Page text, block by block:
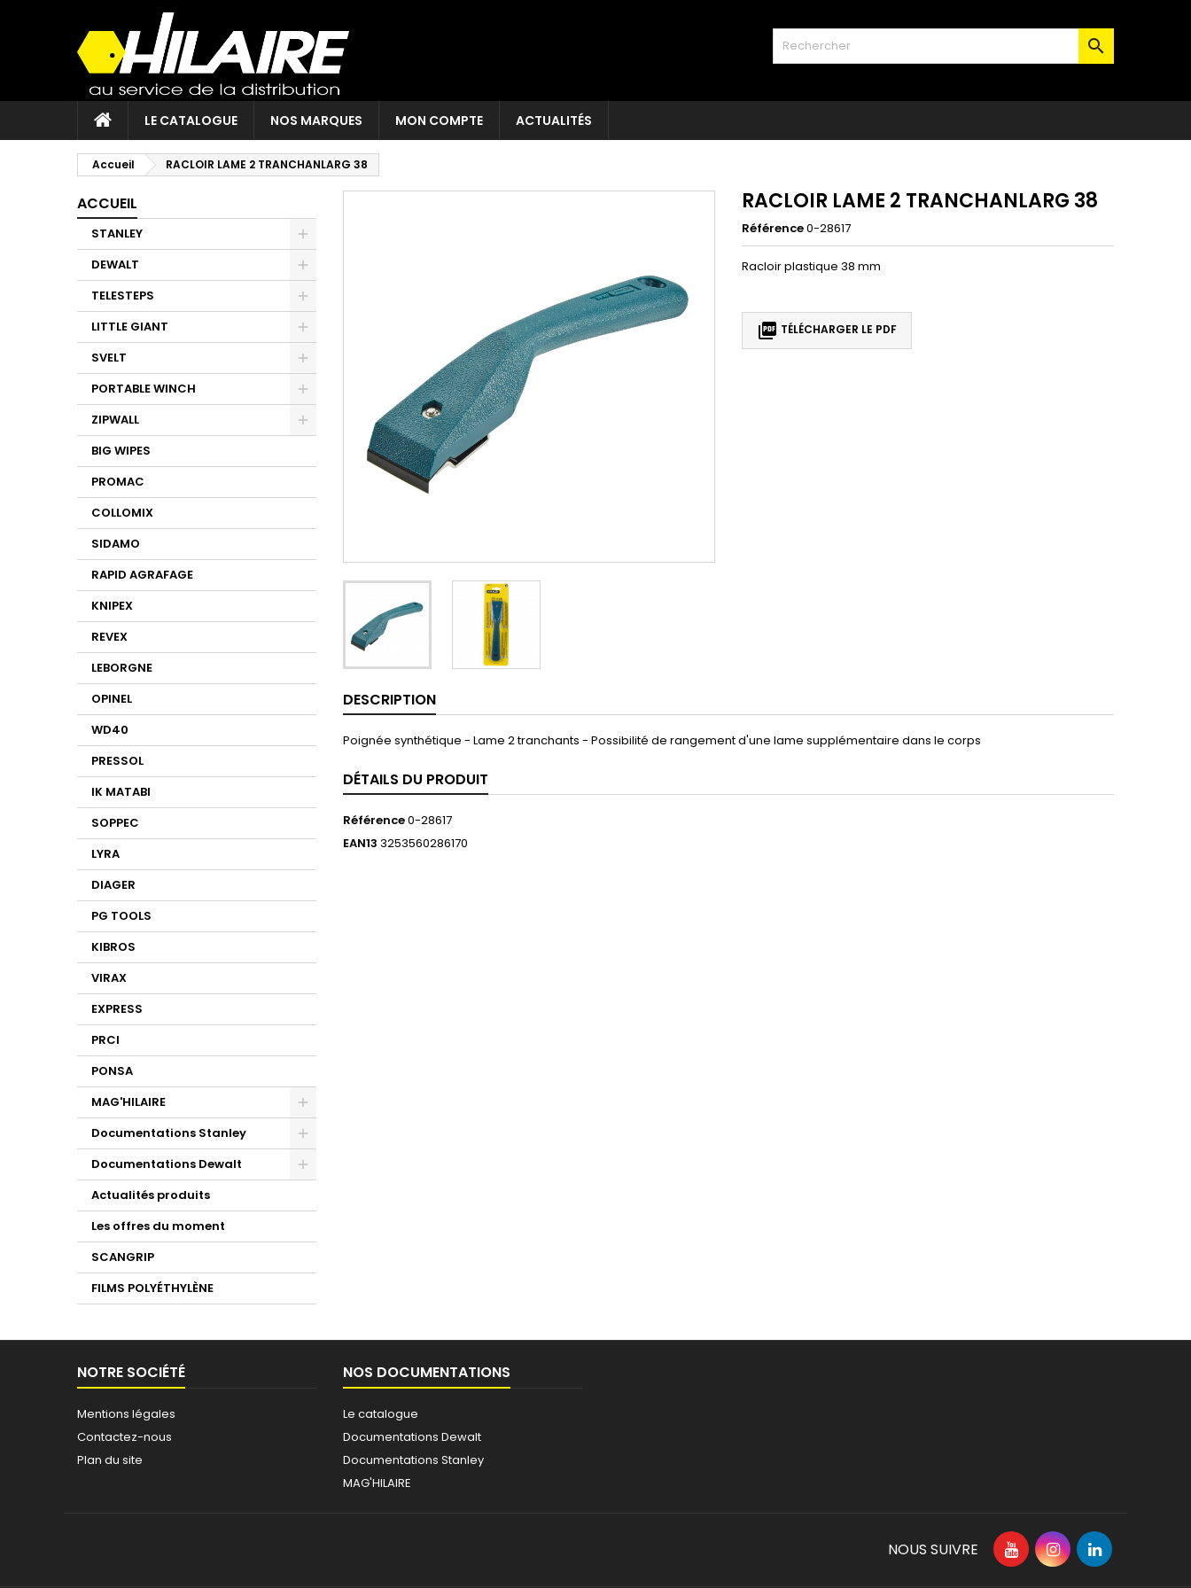

LE CATALOGUE NOS MARQUES MON COMPTE ACTUALITÉS
Accueil RACLOIR LAME 2 TRANCHANLARG 38
ACCUEIL
STANLEY
DEWALT
TELESTEPS
LITTLE GIANT
SVELT
PORTABLE WINCH
ZIPWALL
BIG WIPES
PROMAC
COLLOMIX
SIDAMO
RAPID AGRAFAGE
KNIPEX
REVEX
LEBORGNE
OPINEL
WD40
PRESSOL
IK MATABI
SOPPEC
LYRA
DIAGER
PG TOOLS
KIBROS
VIRAX
EXPRESS
PRCI
PONSA
MAG'HILAIRE
Documentations Stanley
Documentations Dewalt
Actualités produits
Les offres du moment
SCANGRIP
FILMS POLYÉTHYLÈNE
RACLOIR LAME 2 TRANCHANLARG 38
Référence0-28617
Racloir plastique 38 mm
 TÉLÉCHARGER LE PDF
DESCRIPTION
Poignée synthétique - Lame 2 tranchants - Possibilité de rangement d'une lame supplémentaire dans le corps
DÉTAILS DU PRODUIT
Référence0-28617
EAN13 3253560286170
NOTRE SOCIÉTÉ
Mentions légales
Contactez-nous
Plan du site
NOS DOCUMENTATIONS
Le catalogue
Documentations Dewalt
Documentations Stanley
MAG'HILAIRE
NOUS SUIVRE